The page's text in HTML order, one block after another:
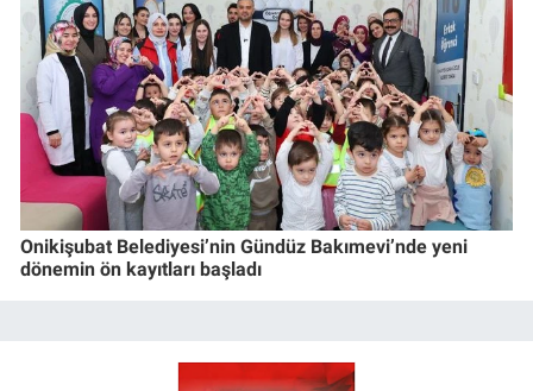
Onikişubat Belediyesi’nin Gündüz Bakımevi’nde yeni
dönemin ön kayıtları başladı